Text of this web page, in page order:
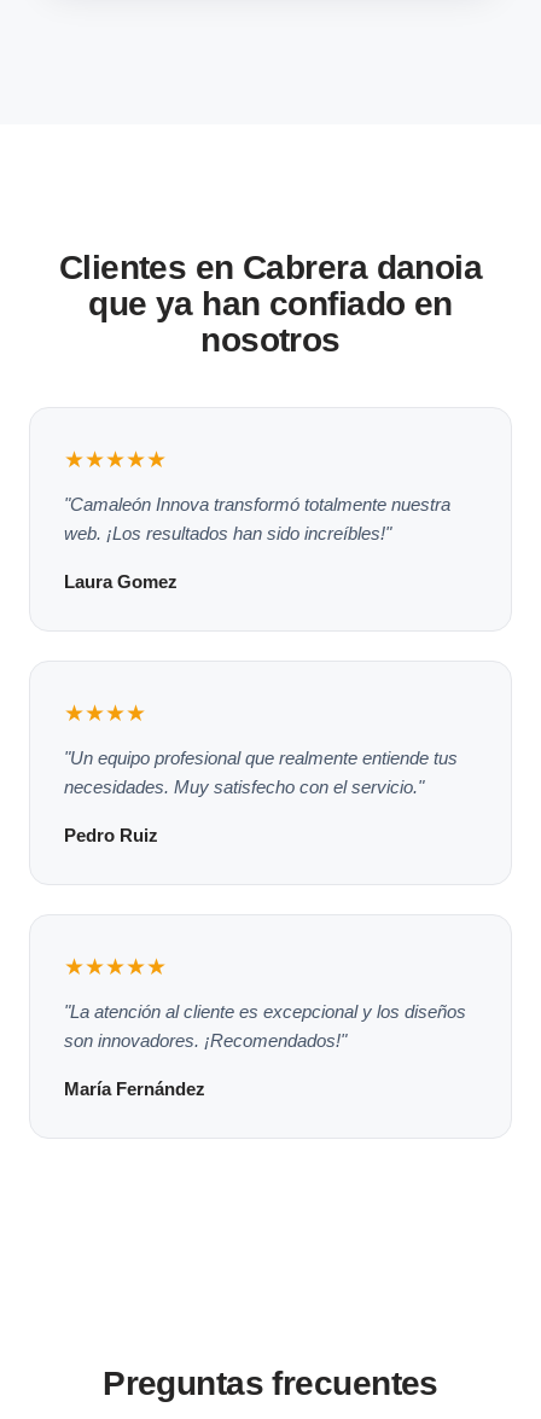
Clientes en Cabrera danoia
que ya han confiado en
nosotros
★★★★★
"Camaleón Innova transformó totalmente nuestra
web. ¡Los resultados han sido increíbles!"
Laura Gomez
★★★★
"Un equipo profesional que realmente entiende tus
necesidades. Muy satisfecho con el servicio."
Pedro Ruiz
★★★★★
"La atención al cliente es excepcional y los diseños
son innovadores. ¡Recomendados!"
María Fernández
Preguntas frecuentes